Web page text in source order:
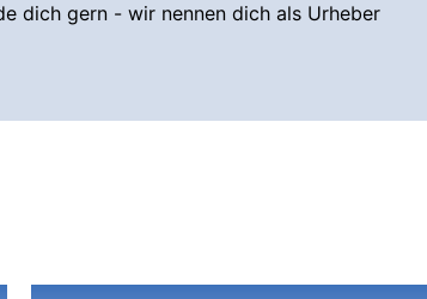
dich gern - wir nennen dich als Urheber